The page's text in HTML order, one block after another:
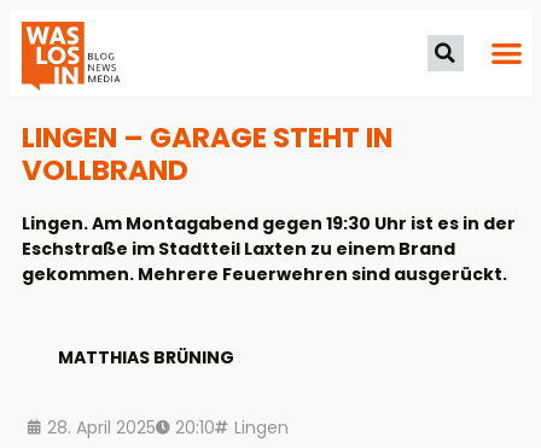
LINGEN – GARAGE STEHT IN
VOLLBRAND
Lingen. Am Montagabend gegen 19:30 Uhr ist es in der
Eschstraße im Stadtteil Laxten zu einem Brand
gekommen. Mehrere Feuerwehren sind ausgerückt.
MATTHIAS BRÜNING
28. April 2025 20:10 Lingen